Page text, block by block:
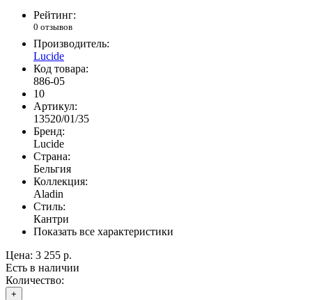
Рейтинг:
0 отзывов
Производитель:
Lucide
Код товара:
886-05
10
Артикул:
13520/01/35
Бренд:
Lucide
Страна:
Бельгия
Коллекция:
Aladin
Стиль:
Кантри
Показать все характеристики
Цена: 3 255 р.
Есть в наличии
Количество:
+